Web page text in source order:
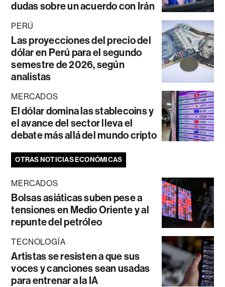
dudas sobre un acuerdo con Irán
PERÚ
Las proyecciones del precio del
dólar en Perú para el segundo
semestre de 2026, según
analistas
MERCADOS
El dólar domina las stablecoins y
el avance del sector lleva el
debate más allá del mundo cripto
OTRAS NOTICIAS ECONÓMICAS
MERCADOS
Bolsas asiáticas suben pese a
tensiones en Medio Oriente y al
repunte del petróleo
TECNOLOGÍA
Artistas se resisten a que sus
voces y canciones sean usadas
para entrenar a la IA